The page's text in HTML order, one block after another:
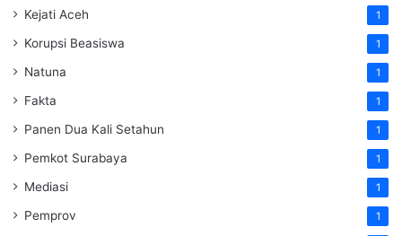
Kejati Aceh 1
Korupsi Beasiswa 1
Natuna 1
Fakta 1
Panen Dua Kali Setahun 1
Pemkot Surabaya 1
Mediasi 1
Pemprov 1